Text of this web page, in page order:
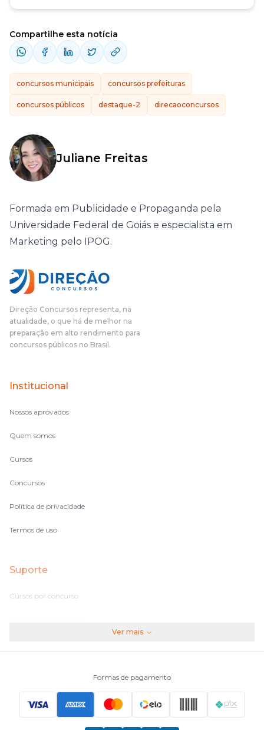
Compartilhe esta notícia
concursos municipais concursos prefeituras
concursos públicos destaque-2 direcaoconcursos
Juliane Freitas
Formada em Publicidade e Propaganda pela
Universidade Federal de Goiás e especialista em
Marketing pelo IPOG.
Direção Concursos representa, na
atualidade, o que há de melhor na
preparação em alto rendimento para
concursos públicos no Brasil.
Institucional
Nossos aprovados
Quem somos
Cursos
Concursos
Política de privacidade
Termos de uso
Suporte
Cursos por concurso
Principais Concursos
Ver mais
Formas de pagamento